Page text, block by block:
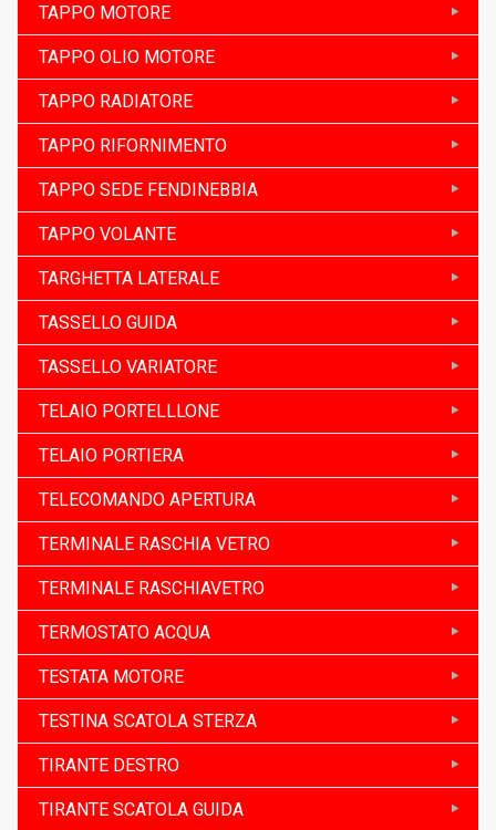
TAPPO MOTORE
TAPPO OLIO MOTORE
TAPPO RADIATORE
TAPPO RIFORNIMENTO
TAPPO SEDE FENDINEBBIA
TAPPO VOLANTE
TARGHETTA LATERALE
TASSELLO GUIDA
TASSELLO VARIATORE
TELAIO PORTELLLONE
TELAIO PORTIERA
TELECOMANDO APERTURA
TERMINALE RASCHIA VETRO
TERMINALE RASCHIAVETRO
TERMOSTATO ACQUA
TESTATA MOTORE
TESTINA SCATOLA STERZA
TIRANTE DESTRO
TIRANTE SCATOLA GUIDA